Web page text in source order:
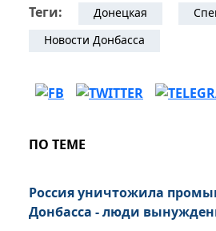
Теги: Донецкая
Новости Донбасса
ПО ТЕМЕ
Россия уничтожила
Донбасса - люди